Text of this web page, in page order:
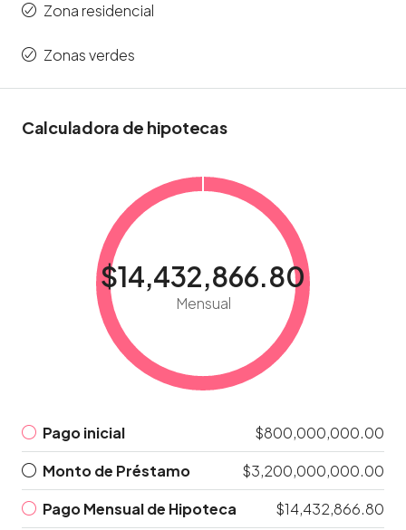
Zona residencial
Zonas verdes
Calculadora de hipotecas
$14,432,866.80
Mensual
Pago inicial
$800,000,000.00
Monto de Préstamo
$3,200,000,000.00
Pago Mensual de Hipoteca
$14,432,866.80